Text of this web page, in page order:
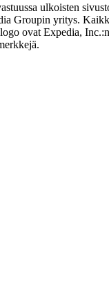
ulkoisten
Groupin yritys.
ovat Expedia,